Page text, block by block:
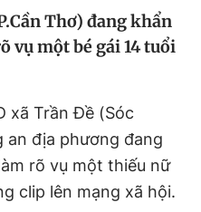
360
Bạn cần biết
Thơ) đang khẩn
vụ một bé gái 14 tuổi
xã Trần Đề (Sóc
an địa phương đang
rõ vụ một thiếu nữ
clip lên mạng xã hội.